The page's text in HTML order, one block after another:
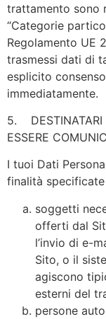
trattamento sono
“Categorie
Regolamento UE
trasmessi dati di
esplicito
immediatamente.
5. DESTINATARI
ESSERE
I tuoi Dati
finalità
soggetti
offerti dal
l’invio di e-
Sito, o il
agiscono
esterni del
persone